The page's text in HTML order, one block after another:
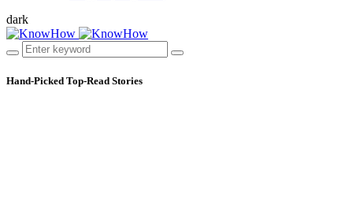
dark
Hand-Picked Top-Read Stories